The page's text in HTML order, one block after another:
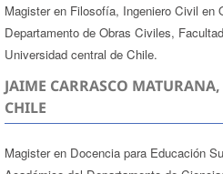
Magister en Filosofía, Ingeniero Civil en
Departamento de Obras Civiles,
Universidad central de Chile.
JAIME CARRASCO
CHILE
Magister en Docencia para Educación